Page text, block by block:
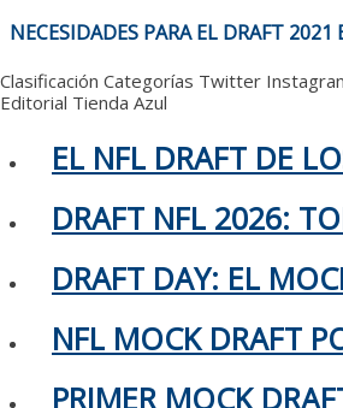
NAVEGACIÓN
DE
ENTRADAS
NECESIDADES PARA EL DRAFT
Clasificación Categorías Twitter
Editorial Tienda Azul
EL NFL DRAFT DE
DRAFT NFL 2026:
DRAFT DAY: EL
NFL MOCK DRAFT
PRIMER MOCK